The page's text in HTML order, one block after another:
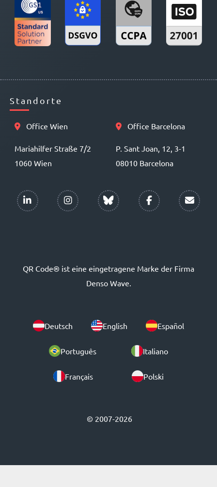
Standorte
Office Wien
Mariahilfer Straße 7/2
1060 Wien
Office Barcelona
P. Sant Joan, 12, 3-1
08010 Barcelona
QR Code® ist eine eingetragene Marke der Firma
Denso Wave.
Deutsch English Español
Português Italiano
Français Polski
© 2007-2026